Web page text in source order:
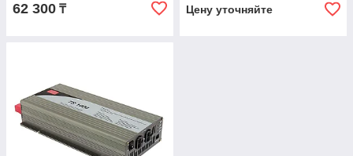
62 300 ₸ Цену уточняйте